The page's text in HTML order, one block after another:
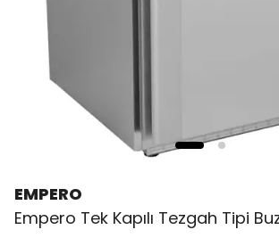
EMPERO
Empero Tek Kapılı Tezgah Tipi